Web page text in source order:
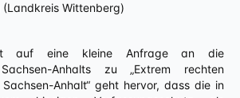
Wittenberg)
Anhalts zu „Extrem rechten
Anhalt“ geht hervor, dass die in